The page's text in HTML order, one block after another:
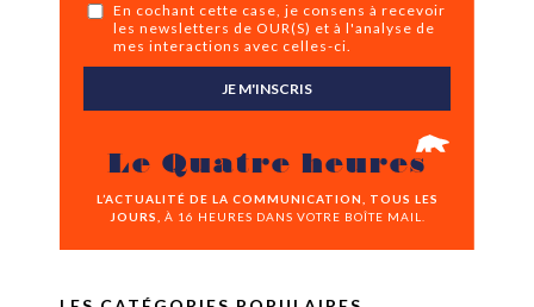
En cochant cette case, je consens à recevoir
les newsletters de OUR(S) et à l'analyse de
mes interactions avec celles-ci.
JE M'INSCRIS
Le Quatre heures
L’ACTUALITÉ DE LA COMMUNICATION, TOUS LES
JOURS,
À 16 HEURES DANS VOTRE BOÎTE MAIL.